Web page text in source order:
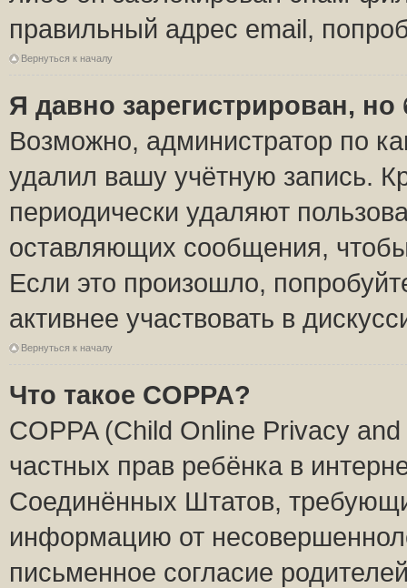
правильный адрес email,
Вернуться к началу
Я давно зарегистрирован,
Возможно, администратор по
удалил вашу учётную запись.
периодически удаляют
оставляющих сообщения,
Если это произошло,
активнее участвовать в
Вернуться к началу
Что такое COPPA?
COPPA (Child Online Privacy
частных прав ребёнка в
Соединённых Штатов,
информацию от
письменное согласие